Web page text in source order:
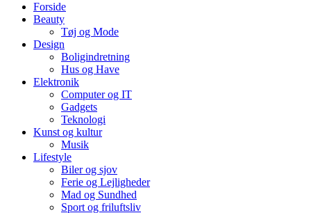
Forside
Beauty
Tøj og Mode
Design
Boligindretning
Hus og Have
Elektronik
Computer og IT
Gadgets
Teknologi
Kunst og kultur
Musik
Lifestyle
Biler og sjov
Ferie og Lejligheder
Mad og Sundhed
Sport og friluftsliv